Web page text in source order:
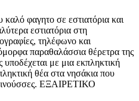
φαγητο σε εστιατόρια και
εστιατόρια στη
τηλέφωνο και
παραθαλάσσια θέρετρα της
με μια εκπληκτική
θέα στα νησάκια που
ΕΞΑΙΡΕΤΙΚΟ